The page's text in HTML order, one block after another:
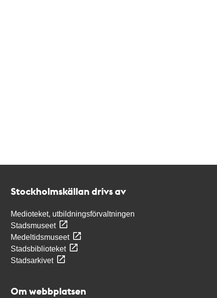
Stockholmskällan drivs av
Medioteket, utbildningsförvaltningen
Stadsmuseet
Medeltidsmuseet
Stadsbiblioteket
Stadsarkivet
Om webbplatsen